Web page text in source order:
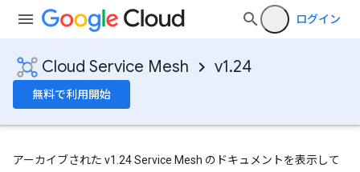
ログイン
Cloud Service Mesh v1.24
無料で利用開始
アーカイブされた v1.24 Service Mesh のドキュメントを表示して